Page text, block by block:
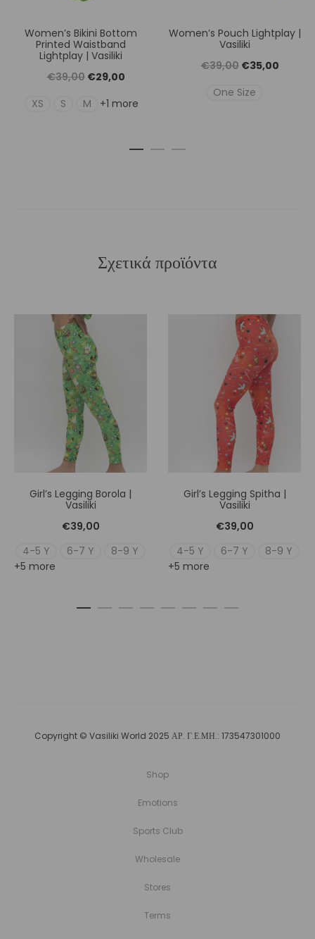
Women’s Bikini Bottom
Printed Waistband
Lightplay | Vasiliki
€39,00 Original
price
€29,00Η
XS S M +1 more
Women’s Pouch Lightplay |
Vasiliki
€39,00 Original
price
€35,00Η
One Size
Σχετικά προϊόντα
Girl’s Legging Borola |
Vasiliki
€39,00
4-5 Y
6-7 Y
8-9 Y
+5 more
Girl’s Legging Spitha |
Vasiliki
€39,00
4-5 Y
6-7 Y
8-9 Y
+5 more
Copyright © Vasiliki World 2025 ΑΡ. Γ.Ε.ΜΗ.: 173547301000
Shop
Emotions
Sports Club
Wholesale
Stores
Terms